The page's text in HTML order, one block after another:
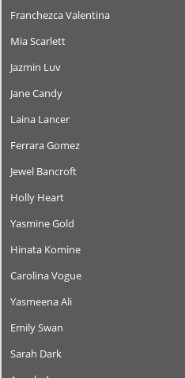
Franchezca Valentina
Mia Scarlett
Jazmin Luv
Jane Candy
Laina Lancer
Ferrara Gomez
Jewel Bancroft
Holly Heart
Yasmine Gold
Hinata Komine
Carolina Vogue
Yasmeena Ali
Emily Swan
Sarah Dark